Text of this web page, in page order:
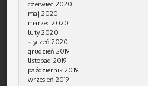
czerwiec 2020
maj 2020
marzec 2020
luty 2020
styczeń 2020
grudzień 2019
listopad 2019
październik 2019
wrzesień 2019